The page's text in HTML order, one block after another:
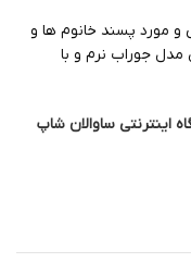
مورد پسند خانوم ها و
جوراب نرم و با
اینترنتی ساوالان شاپ